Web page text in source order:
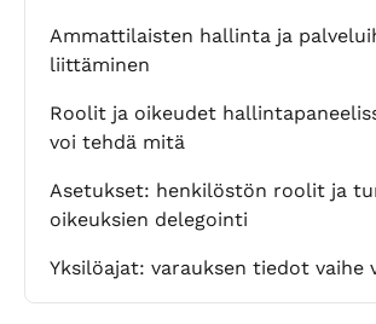
Ammattilaisten hallinta ja
liittäminen
Roolit ja oikeudet
voi tehdä mitä
Asetukset: henkilöstön roolit ja
oikeuksien delegointi
Yksilöajat: varauksen tiedot vaihe